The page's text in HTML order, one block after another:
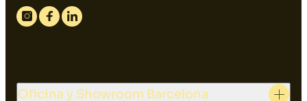
Instagram
FacebookLinkedin
Oficina y Showroom Barcelona